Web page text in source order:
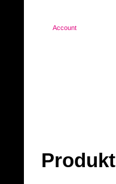
Account
Produkt